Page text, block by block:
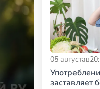
05 августав
заставляет